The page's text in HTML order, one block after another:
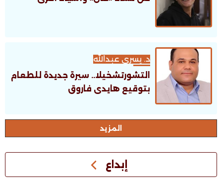
د. يسري عبدالله
التشورتشخيلا.. سيرة جديدة للطعام
بتوقيع هايدى فاروق
اﻟﻤﺰﻳﺪ
إبداع